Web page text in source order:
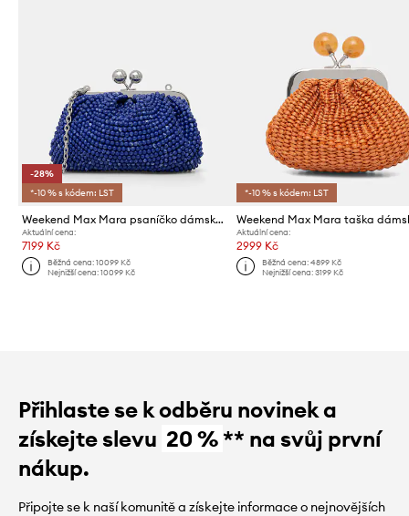
-28%
*-10 % s kódem: LST
Weekend Max Mara psaníčko dámské AESCHIMO
Aktuální cena:
7199 Kč
Běžná cena:10099 Kč
Nejnižší cena:10099 Kč
*-10 % s kódem: LST
Aktuální cena:
2999 Kč
Běžná cena: 4899 Kč
Nejnižší cena: 3199 Kč
Přihlaste se k odběru novinek a
získejte slevu 20 %** na svůj první
nákup.
Připojte se k naší komunitě a získejte informace o nejnovějších